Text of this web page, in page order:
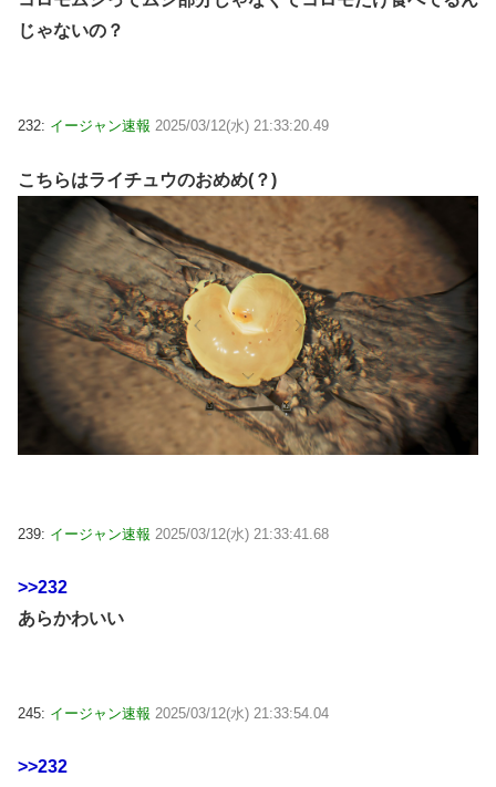
じゃないの？
232: イージャン速報 2025/03/12(水) 21:33:20.49
こちらはライチュウのおめめ(？)
239: イージャン速報 2025/03/12(水) 21:33:41.68
>>232
あらかわいい
245: イージャン速報 2025/03/12(水) 21:33:54.04
>>232